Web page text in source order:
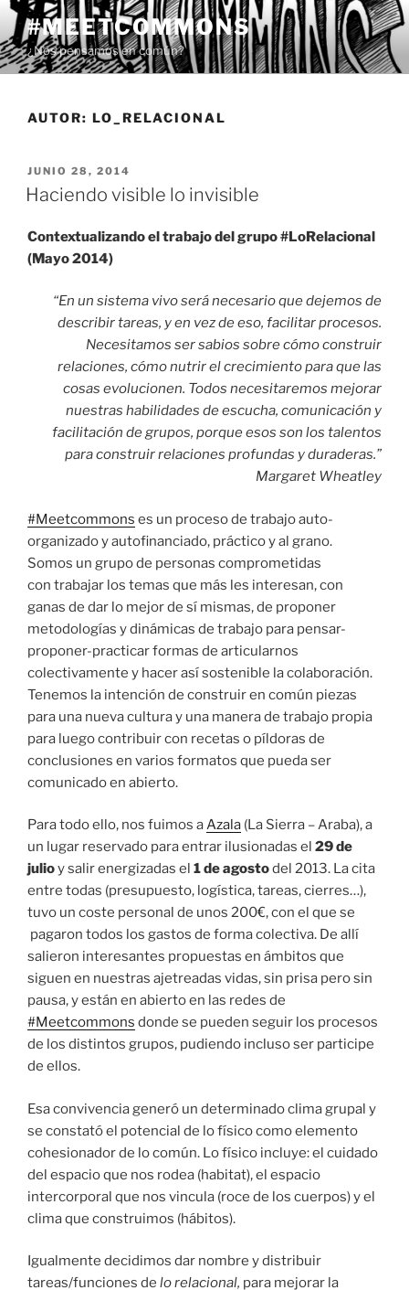
Saltar
contenido
#MEETCOMMONS
¿Nos pensamos en común?
AUTOR: LO_RELACIONAL
PUBLICADO
EL
JUNIO 28, 2014
Haciendo visible lo invisible
Contextualizando el trabajo del grupo #LoRelacional
(Mayo 2014)
“En un sistema vivo será necesario que dejemos de
describir tareas, y en vez de eso, facilitar procesos.
Necesitamos ser sabios sobre cómo construir
relaciones, cómo nutrir el crecimiento para que las
cosas evolucionen. Todos necesitaremos mejorar
nuestras habilidades de escucha, comunicación y
facilitación de grupos, porque esos son los talentos
para construir relaciones profundas y duraderas.”
Margaret Wheatley
#Meetcommons es un proceso de trabajo auto-
organizado y autofinanciado, práctico y al grano.
Somos un grupo de personas comprometidas
con trabajar los temas que más les interesan, con
ganas de dar lo mejor de sí mismas, de proponer
metodologías y dinámicas de trabajo para pensar-
proponer-practicar formas de articularnos
colectivamente y hacer así sostenible la colaboración.
Tenemos la intención de construir en común piezas
para una nueva cultura y una manera de trabajo propia
para luego contribuir con recetas o píldoras de
conclusiones en varios formatos que pueda ser
comunicado en abierto.
Para todo ello, nos fuimos aAzala (La Sierra – Araba), a
un lugar reservado para entrar ilusionadas el 29 de
julioy salir energizadas el 1 de agostodel 2013. La cita
entre todas (presupuesto, logística, tareas, cierres…),
tuvo un coste personal de unos 200€, con el que se
pagaron todos los gastos de forma colectiva. De allí
salieron interesantes propuestas en ámbitos que
siguen en nuestras ajetreadas vidas, sin prisa pero sin
pausa, y están en abierto en las redes de
#Meetcommons donde se pueden seguir los procesos
de los distintos grupos, pudiendo incluso ser participe
de ellos.
Esa convivencia generó un determinado clima grupal y
se constató el potencial de lo físico como elemento
cohesionador de lo común. Lo físico incluye: el cuidado
del espacio que nos rodea (habitat), el espacio
intercorporal que nos vincula (roce de los cuerpos) y el
clima que construimos (hábitos).
Igualmente decidimos dar nombre y distribuir
tareas/funciones de lo relacional, para mejorar la